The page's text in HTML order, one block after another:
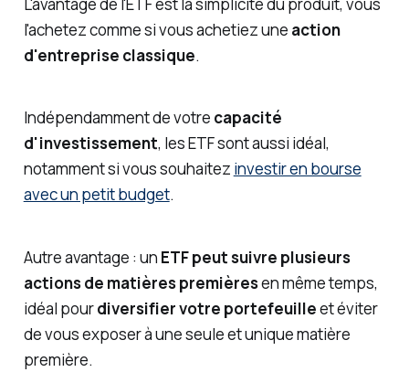
l'achetez comme si vous achetiez une action
d'entreprise classique.
Indépendamment de votre capacité
d'investissement, les ETF sont aussi idéal,
notamment si vous souhaitez investir en bourse
avec un petit budget.
Autre avantage : un ETF peut suivre plusieurs
actions de matières premièresen même temps,
idéal pourdiversifier votre portefeuilleet éviter
de vous exposer à une seule et unique matière
première.